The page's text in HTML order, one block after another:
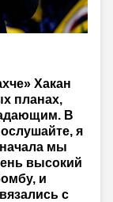
Хакан
планах,
В
я
мы
высокий
и
с